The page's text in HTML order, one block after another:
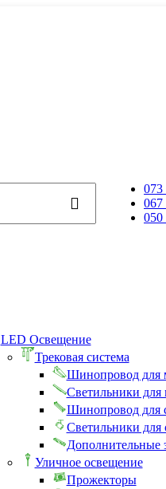
073
067
050
LED Освещение
Трековая система
Шинопровод для
Светильники для
Шинопровод для
Светильники для
Дополнительные
Уличное освещение
Прожекторы